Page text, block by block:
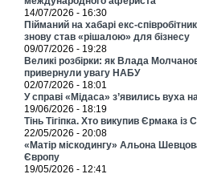
14/07/2026 - 16:30
Пійманий на хабарі екс-
знову став «рішалою» для бізнесу
09/07/2026 - 19:28
Великі розбірки: як Влада
привернули увагу НАБУ
02/07/2026 - 18:01
У справі «Мідаса» з’явились вуха
19/06/2026 - 18:19
Тінь Тігіпка. Хто викупив Єрмака із
22/05/2026 - 20:08
«Матір міскодингу» Альона
Європу
19/05/2026 - 12:41